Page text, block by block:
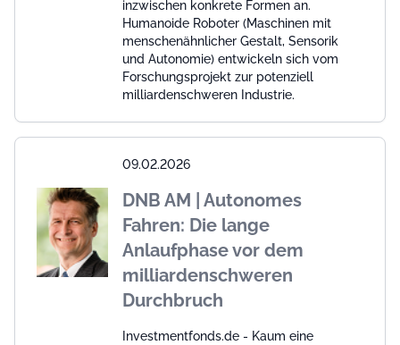
inzwischen konkrete Formen an.
Humanoide Roboter (Maschinen mit
menschenähnlicher Gestalt, Sensorik
und Autonomie) entwickeln sich vom
Forschungsprojekt zur potenziell
milliardenschweren Industrie.
09.02.2026
DNB AM | Autonomes
Fahren: Die lange
Anlaufphase vor dem
milliardenschweren
Durchbruch
Investmentfonds.de - Kaum eine